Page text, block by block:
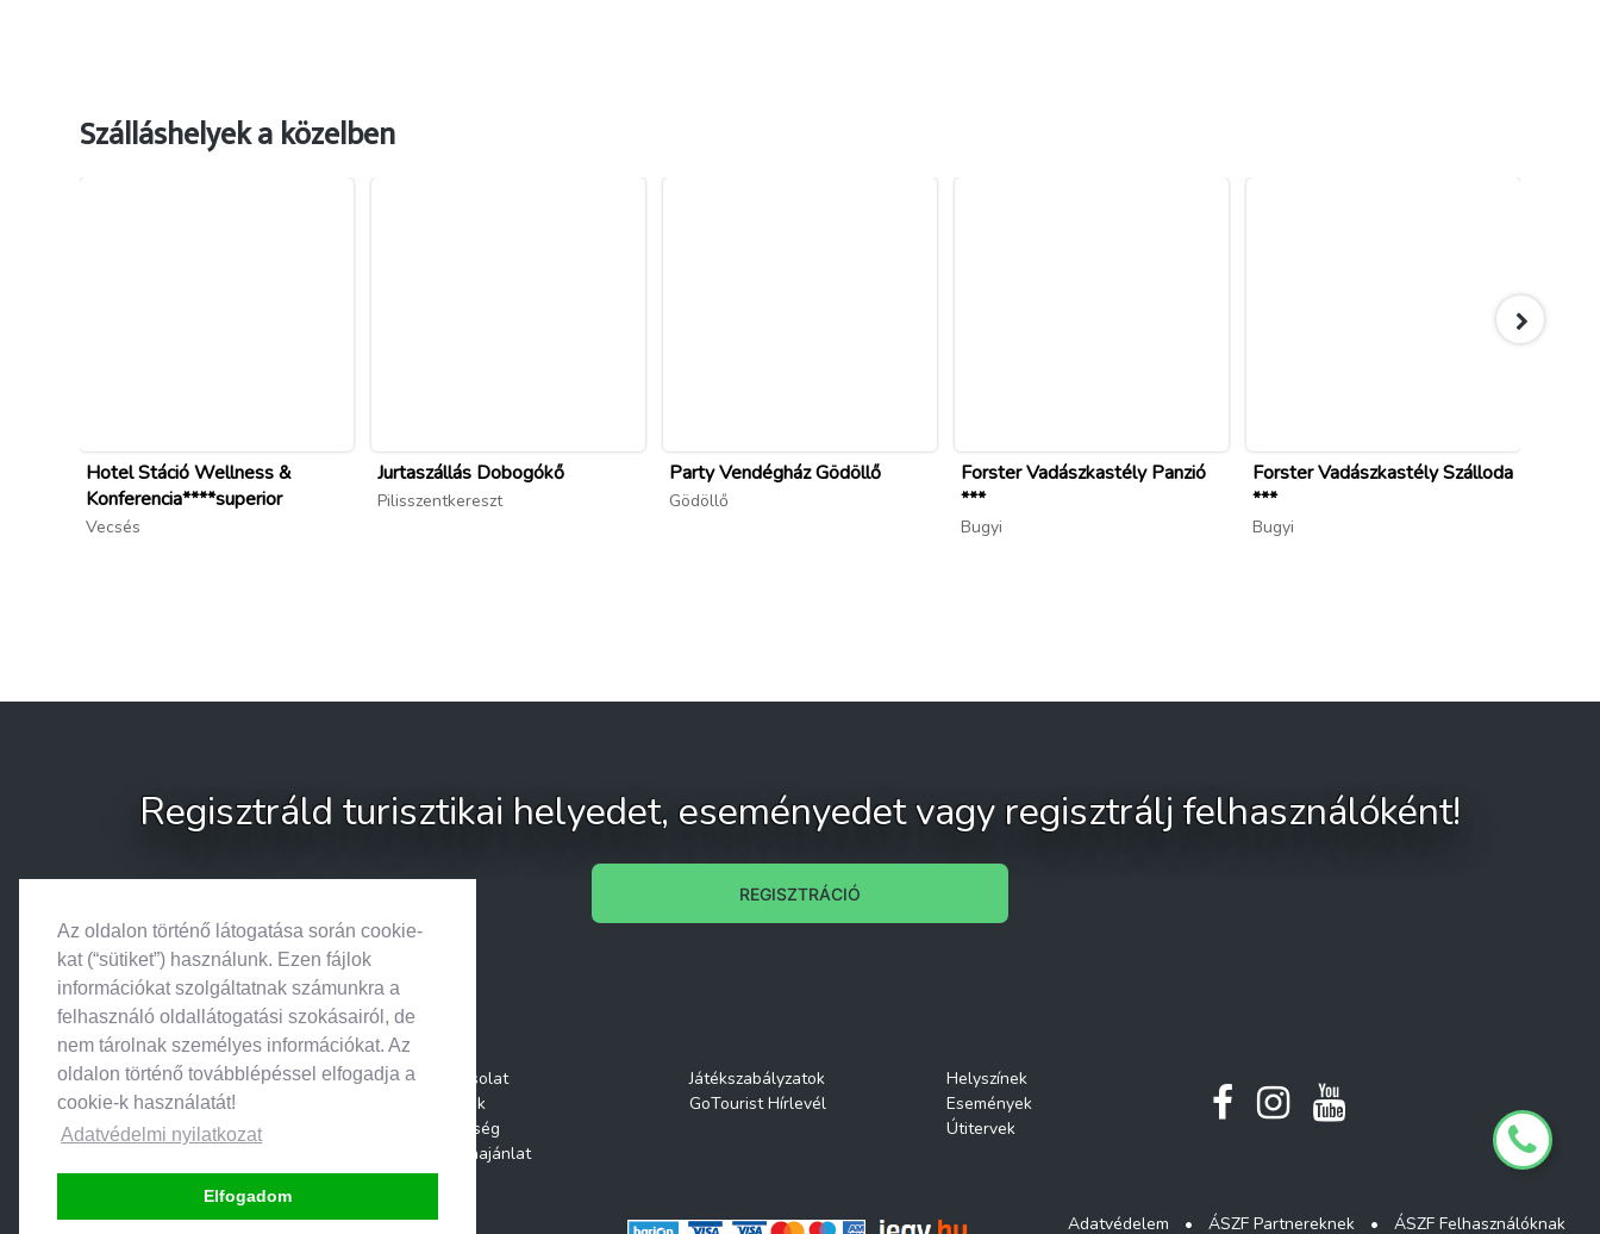
Az oldalon történő látogatása során cookie-
kat (“sütiket”) használunk. Ezen fájlok
információkat szolgáltatnak számunkra a
felhasználó oldallátogatási szokásairól, de
nem tárolnak személyes információkat. Az
oldalon történő továbblépéssel elfogadja a
cookie-k használatát!
Adatvédelmi nyilatkozat
Elfogadom
Szálláshelyek a közelben
Hotel Stáció Wellness &
Konferencia****superior
Vecsés
Jurtaszállás Dobogókő
Pilisszentkereszt
Party Vendégház Gödöllő
Gödöllő
Forster Vadászkastély Panzió
***
Bugyi
Forster Vadászkastély Szálloda
***
Bugyi
Regisztráld turisztikai helyedet, eseményedet vagy regisztrálj felhasználóként!
REGISZTRÁCIÓ
Kapcsolat
Rólunk
Segítség
Médiaajánlat
Játékszabályzatok
GoTourist Hírlevél
Helyszínek
Események
Útitervek
© 2026. Search & Go • Minden jog fenntartva. Adatvédelem • ÁSZF Partnereknek • ÁSZF Felhasználóknak